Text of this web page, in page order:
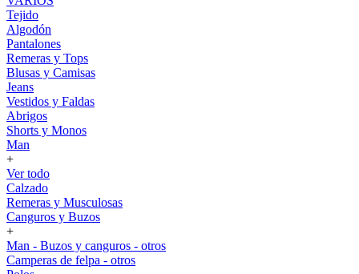
Tejido
Algodón
Pantalones
Remeras y Tops
Blusas y Camisas
Jeans
Vestidos y Faldas
Abrigos
Shorts y Monos
Man
+
Ver todo
Calzado
Remeras y Musculosas
Canguros y Buzos
+
Man - Buzos y canguros - otros
Camperas de felpa - otros